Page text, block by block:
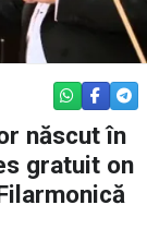
WHATSAPP
născut în
gratuit on